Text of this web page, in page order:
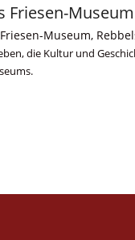
Friesen-Museum
Museum,
die Kultur und